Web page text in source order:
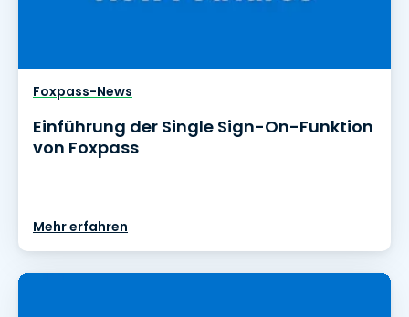
Foxpass-News
Einführung der Single Sign-On-Funktion
von Foxpass
Mehr erfahren